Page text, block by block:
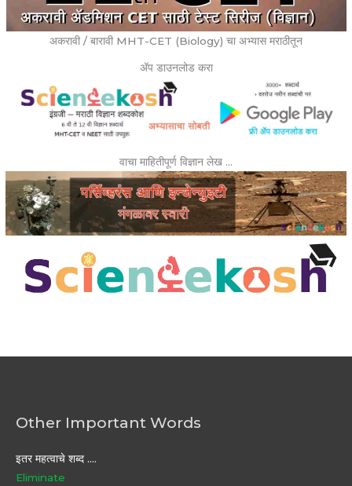
अकरावी / बारावी MHT-CET (Biology) चा अभ्यास मराठीतून
ॲप डाउनलोड करा
वाचा माहितीपूर्ण विज्ञान लेख …
Other Important Words
इतर महत्वाचे शब्द ....
Eliminate